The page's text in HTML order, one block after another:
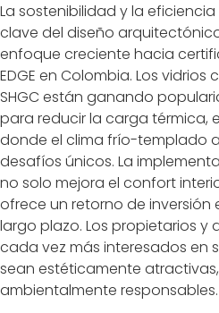
La sostenibilidad y la
clave del diseño
enfoque creciente hacia
EDGE en Colombia. Los
SHGC están ganando
para reducir la carga térmica,
donde el clima frío-templado
desafíos únicos. La
no solo mejora el confort
ofrece un retorno de
largo plazo. Los propietarios y
cada vez más interesados en
sean estéticamente
ambientalmente responsables.